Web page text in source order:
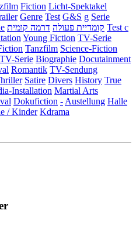
Fiction Licht-Spektakel
Genre Test G&S g Serie
קומדיית פעולה דרמה קומית
Test c
Young Fiction TV-Serie
Tanzfilm Science-Fiction
Serie Biographie Docutainment
Romantik TV-Sendung
Satire Divers History True
Installation Martial Arts
Dokufiction - Austellung Halle
/ Kinder Kdrama